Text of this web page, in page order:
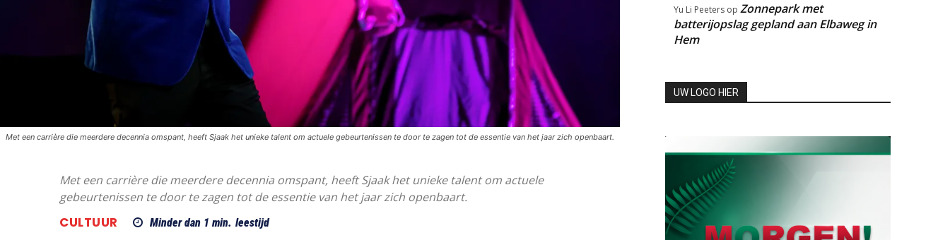
Met een carrière die meerdere decennia omspant, heeft Sjaak het unieke talent om actuele gebeurtenissen te door te zagen tot de essentie van het jaar zich openbaart.
Met een carrière die meerdere decennia omspant, heeft Sjaak het unieke talent om actuele
gebeurtenissen te door te zagen tot de essentie van het jaar zich openbaart.
CULTUUR Minder dan 1 min. leestijd
Yu Li Peetersop Zonnepark met
batterijopslag gepland aan Elbaweg in
Hem
UW LOGO HIER